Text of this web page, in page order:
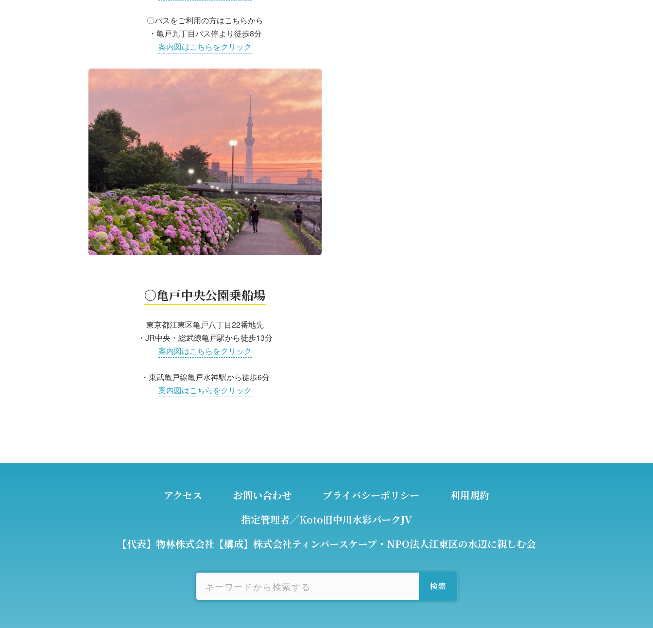
〇バスをご利用の方はこちらから
・亀戸九丁目バス停より徒歩8分
案内図はこちらをクリック
〇亀戸中央公園乗船場
東京都江東区亀戸八丁目22番地先
・JR中央・総武線亀戸駅から徒歩13分
案内図はこちらをクリック
・東武亀戸線亀戸水神駅から徒歩6分
案内図はこちらをクリック
アクセス お問い合わせ プライバシーポリシー
利用規約
指定管理者／Koto旧中川水彩パークJV
【代表】物林株式会社【構成】株式会社ティンバースケープ・NPO法人江東区の水辺に親しむ会
検索